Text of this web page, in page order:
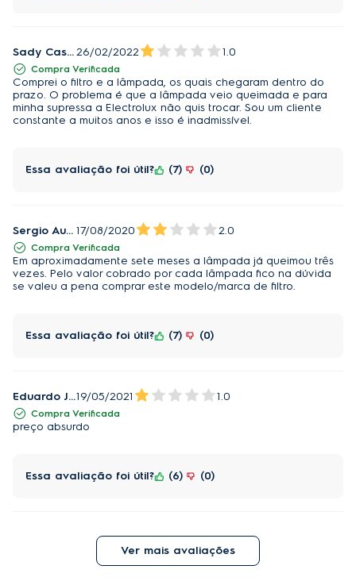
Sady Castor Sobrinho26/02/2022 1.0
Compra Verificada
Comprei o filtro e a lâmpada, os quais chegaram dentro do
prazo. O problema é que a lâmpada veio queimada e para
minha supressa a Electrolux não quis trocar. Sou um cliente
constante a muitos anos e isso é inadmissível.
Essa avaliação foi útil? 7 0
Sergio Augusto Santos da Rosa 17/08/2020 2.0
Compra Verificada
Em aproximadamente sete meses a lâmpada já queimou três
vezes. Pelo valor cobrado por cada lâmpada fico na dúvida
se valeu a pena comprar este modelo/marca de filtro.
Essa avaliação foi útil? 7 0
Eduardo Jurkevicius19/05/2021 1.0
Compra Verificada
preço absurdo
Essa avaliação foi útil? 6 0
Ver mais avaliações